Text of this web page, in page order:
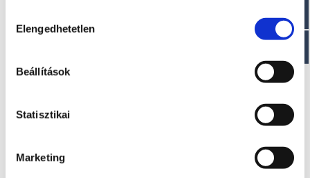
kiválasztása
Elengedhetetlen
Beállítások
Statisztikai
Marketing